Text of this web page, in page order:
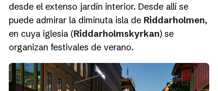
desde el extenso jardín interior. Desde allí se
puede admirar la diminuta isla de Riddarholmen,
en cuya iglesia (Riddarholmskyrkan) se
organizan festivales de verano.